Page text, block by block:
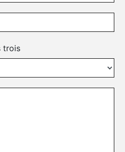
trois